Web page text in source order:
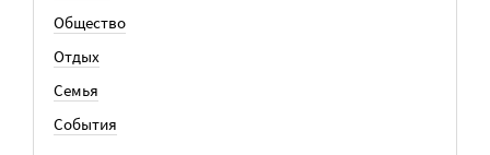
Общество
Отдых
Семья
События